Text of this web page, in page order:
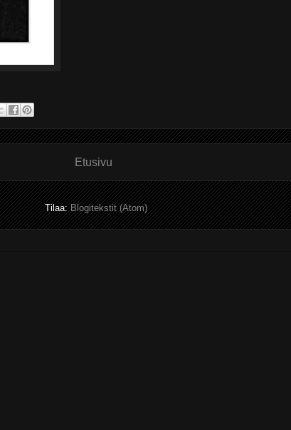
Etusivu
Tilaa:Blogitekstit (Atom)